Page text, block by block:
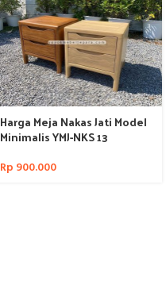
Harga Meja Nakas Jati Model
Minimalis YMJ-NKS 13
Rp 900.000